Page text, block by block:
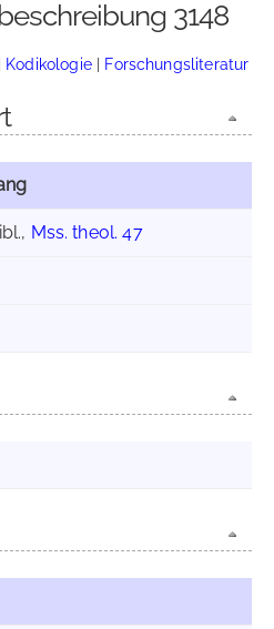
3148
Kodikologie| Forschungsliteratur
Mss. theol. 47